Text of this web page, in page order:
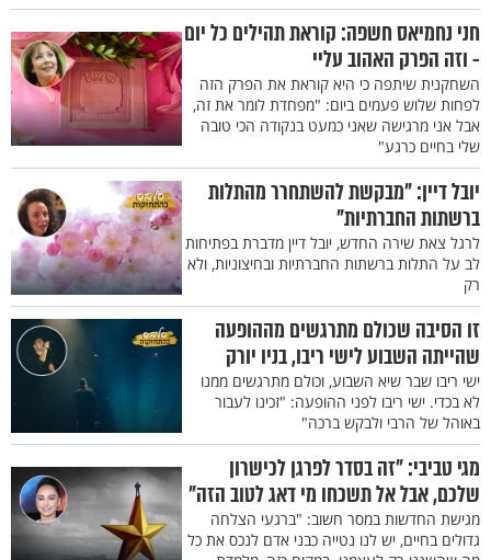
חני נחמיאס חשפה: קוראת תהילים כל יום
- וזה הפרק האהוב עליי
השחקנית שיתפה כי היא קוראת את הפרק הזה
לפחות שלוש פעמים ביום: "מפחדת לומר את זה,
אבל אני מרגישה שאני כמעט בנקודה הכי טובה
שלי בחיים כרגע"
יובל דיין: "מבקשת להשתחרר מהתלות
ברשתות החברתיות"
לרגל צאת שירה החדש, יובל דיין מדברת בפתיחות
לב על התלות ברשתות החברתיות ובחיצוניות, ולא
רק
זו הסיבה שכולם מתרגשים מההופעה
שהייתה השבוע לישי ריבו, בניו יורק
ישי ריבו שבר שיא השבוע, וכולם מתרגשים ממנו
לא בכדי. ישי ריבו לפני ההופעה: "זכינו לעבור
באוהל של הרבי ולבקש ברכה"
מגי טביבי: "זה בסדר לפרגן לכישרון
שלכם, אבל אל תשכחו מי דאג לטוב הזה"
מגישת החדשות במסר חשוב: "ברגעי הצלחה
גדולים בחיים, יש לנו נטייה כבני אדם לנכס את כל